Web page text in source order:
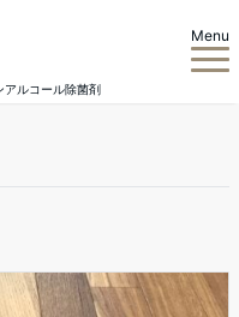
アルコール除菌剤
Menu